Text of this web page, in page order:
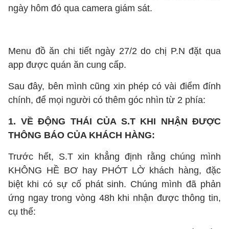
ngày hôm đó qua camera giám sát.
Menu đồ ăn chi tiết ngày 27/2 do chị P.N đặt qua
app được quán ăn cung cấp.
Sau đây, bên mình cũng xin phép có vài điểm đính
chính, để mọi người có thêm góc nhìn từ 2 phía:
1. VỀ ĐỘNG THÁI CỦA S.T KHI NHẬN ĐƯỢC
THÔNG BÁO CỦA KHÁCH HÀNG:
Trước hết, S.T xin khẳng định rằng chúng mình
KHÔNG HỀ BƠ hay PHỚT LỜ khách hàng, đặc
biệt khi có sự cố phát sinh. Chúng mình đã phản
ứng ngay trong vòng 48h khi nhận được thông tin,
cụ thể: